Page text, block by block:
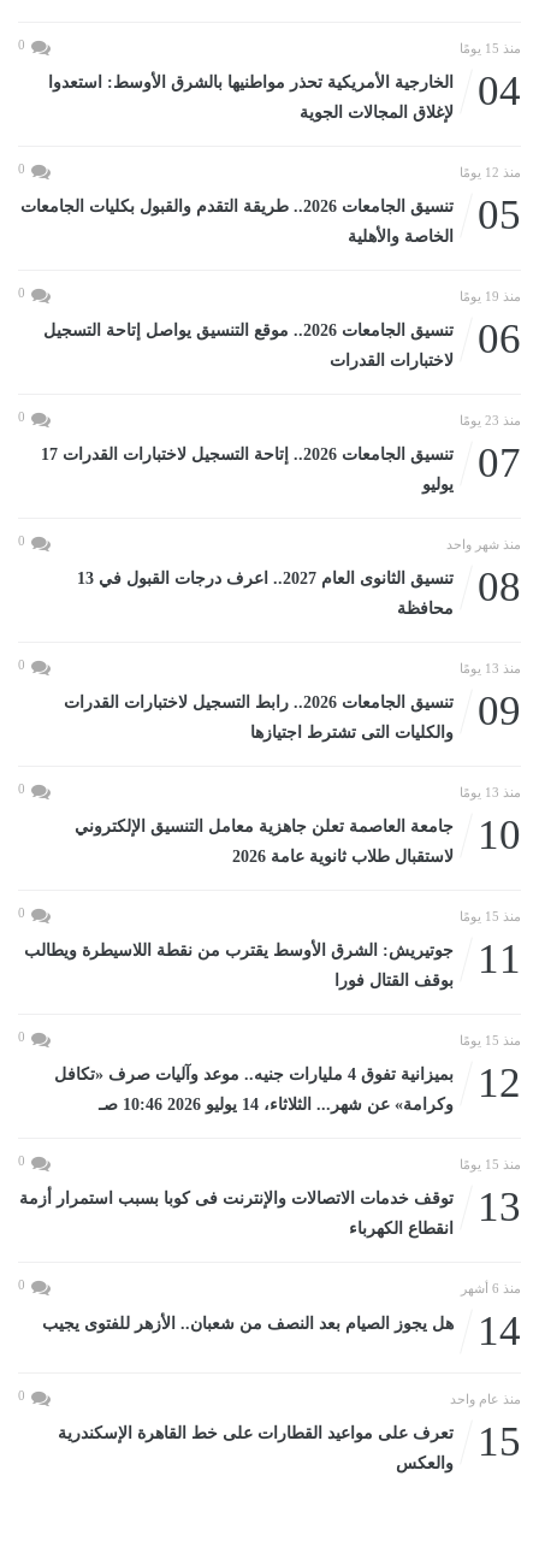
منذ 15 يومًا 0
04
الخارجية الأمريكية تحذر مواطنيها بالشرق الأوسط: استعدوا
لإغلاق المجالات الجوية
منذ 12 يومًا 0
05
تنسيق الجامعات 2026.. طريقة التقدم والقبول بكليات الجامعات
الخاصة والأهلية
منذ 19 يومًا 0
06
تنسيق الجامعات 2026.. موقع التنسيق يواصل إتاحة التسجيل
لاختبارات القدرات
منذ 23 يومًا 0
07
تنسيق الجامعات 2026.. إتاحة التسجيل لاختبارات القدرات 17
يوليو
منذ شهر واحد 0
08
تنسيق الثانوى العام 2027.. اعرف درجات القبول في 13
محافظة
منذ 13 يومًا 0
09
تنسيق الجامعات 2026.. رابط التسجيل لاختبارات القدرات
والكليات التى تشترط اجتيازها
منذ 13 يومًا 0
10
جامعة العاصمة تعلن جاهزية معامل التنسيق الإلكتروني
لاستقبال طلاب ثانوية عامة 2026
منذ 15 يومًا 0
11
جوتيريش: الشرق الأوسط يقترب من نقطة اللاسيطرة ويطالب
بوقف القتال فورا
منذ 15 يومًا 0
12
بميزانية تفوق 4 مليارات جنيه.. موعد وآليات صرف «تكافل
وكرامة» عن شهر... الثلاثاء، 14 يوليو 2026 10:46 صـ
منذ 15 يومًا 0
13
توقف خدمات الاتصالات والإنترنت فى كوبا بسبب استمرار أزمة
انقطاع الكهرباء
منذ 6 أشهر 0
14 هل يجوز الصيام بعد النصف من شعبان.. الأزهر للفتوى يجيب
منذ عام واحد 0
15
تعرف على مواعيد القطارات على خط القاهرة الإسكندرية
والعكس